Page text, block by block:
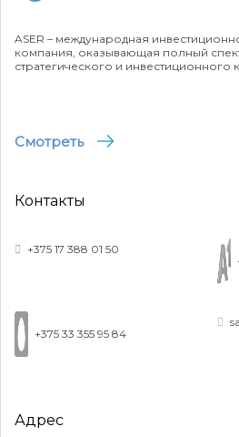
ASER – международная
компания, оказывающая полный
стратегического и инвестиционного
Смотреть
Контакты
+375 17 388 01 50
+375 33 355 95 84
Адрес